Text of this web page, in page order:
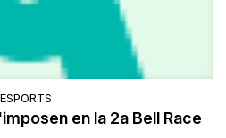
ESPORTS
en la 2a Bell Race